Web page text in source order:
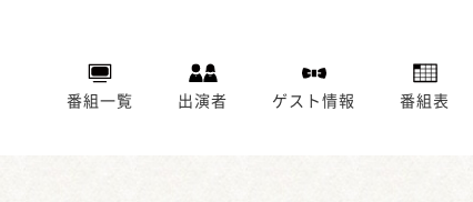
番組一覧 出演者 ゲスト情報 番組表